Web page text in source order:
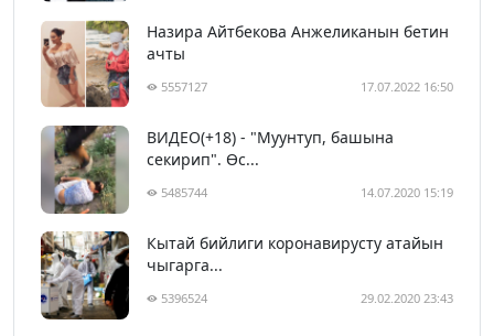
Назира Айтбекова Анжеликанын бетин
ачты
5557127 17.07.2022 16:50
ВИДЕО(+18) - "Муунтуп, башына
секирип". Өс...
5485744 14.07.2020 15:19
Кытай бийлиги коронавирусту атайын
чыгарга...
5396524 29.02.2020 23:43